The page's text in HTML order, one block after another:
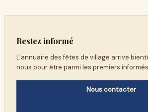
Restez informé
L'annuaire des fêtes de village arrive
nous pour être parmi les premiers
Nous contacter